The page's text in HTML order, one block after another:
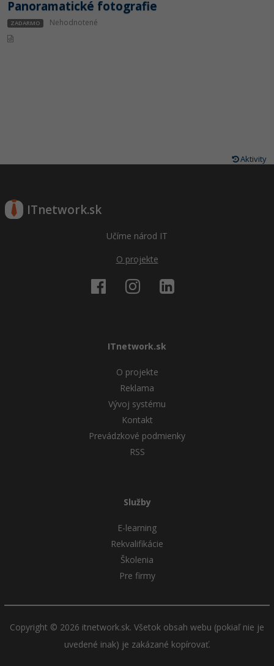
Panoramatické fotografie
ZADARMO Nehodnotené
Aktivity
ITnetwork.sk
Učíme národ IT
O projekte
ITnetwork.sk
O projekte
Reklama
Vývoj systému
Kontakt
Prevádzkové podmienky
RSS
Služby
E-learning
Rekvalifikácie
Školenia
Pre firmy
Copyright © 2026 itnetwork.sk. Všetok obsah webu (pokiaľ nie je
uvedené inak) je zakázané kopírovať.